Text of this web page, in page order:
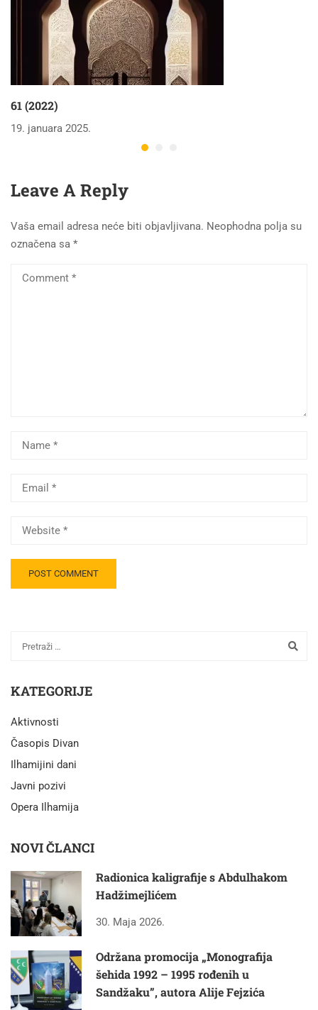
61 (2022)
19. januara 2025.
Leave A Reply
Vaša email adresa neće biti objavljivana. Neophodna polja su
označena sa *
KATEGORIJE
Aktivnosti
Časopis Divan
Ilhamijini dani
Javni pozivi
Opera Ilhamija
NOVI ČLANCI
Radionica kaligrafije s Abdulhakom
Hadžimejlićem
30. Maja 2026.
Održana promocija „Monografija
šehida 1992 – 1995 rođenih u
Sandžaku”, autora Alije Fejzića